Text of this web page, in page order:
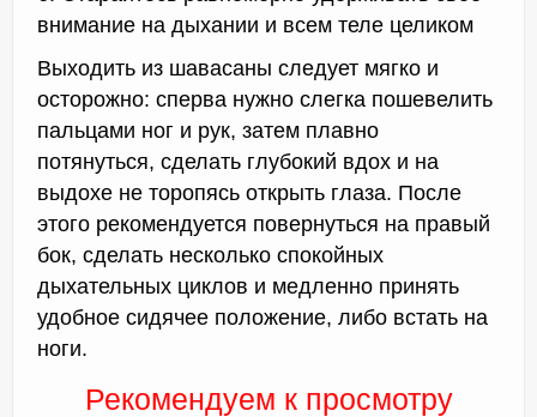
внимание на дыхании и всем теле целиком
Выходить из шавасаны следует мягко и
осторожно: сперва нужно слегка пошевелить
пальцами ног и рук, затем плавно
потянуться, сделать глубокий вдох и на
выдохе не торопясь открыть глаза. После
этого рекомендуется повернуться на правый
бок, сделать несколько спокойных
дыхательных циклов и медленно принять
удобное сидячее положение, либо встать на
ноги.
Рекомендуем к просмотру